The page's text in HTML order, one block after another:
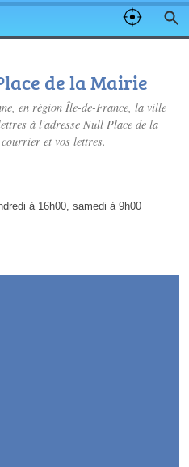
de la Mairie
en région Île-de-France, la ville
à l'adresse Null Place de la
et vos lettres.
à 16h00, samedi à 9h00